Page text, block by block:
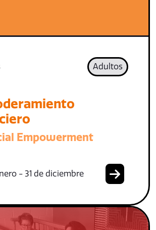
Adultos
Empowerment
- 31 de diciembre